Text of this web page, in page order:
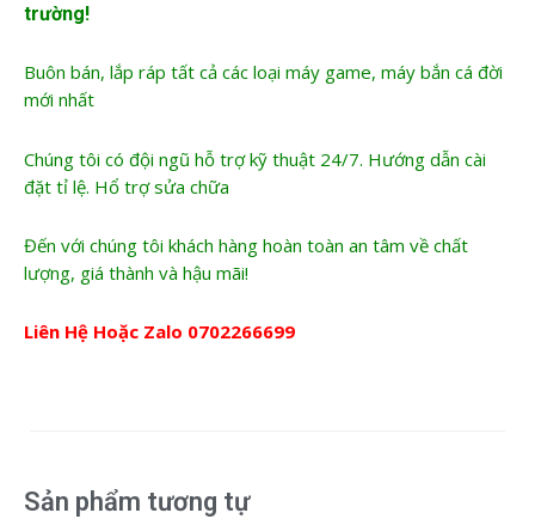
trường!
Buôn bán, lắp ráp tất cả các loại máy game, máy bắn cá đời
mới nhất
Chúng tôi có đội ngũ hỗ trợ kỹ thuật 24/7. Hướng dẫn cài
đặt tỉ lệ. Hổ trợ sửa chữa
Đến với chúng tôi khách hàng hoàn toàn an tâm về chất
lượng, giá thành và hậu mãi!
Liên Hệ Hoặc Zalo 0702266699
Sản phẩm tương tự